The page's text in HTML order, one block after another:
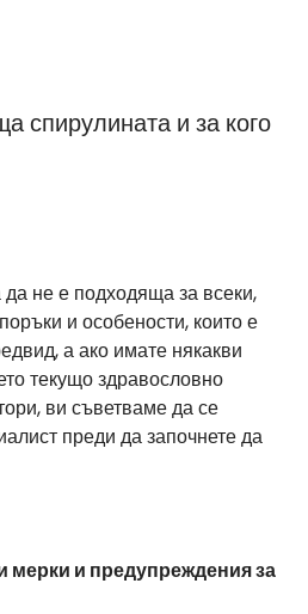
спирулината и за кого
не е подходяща за всеки,
и особености, които е
а ако имате някакви
текущо здравословно
ви съветваме да се
преди да започнете да
мерки и предупреждения за